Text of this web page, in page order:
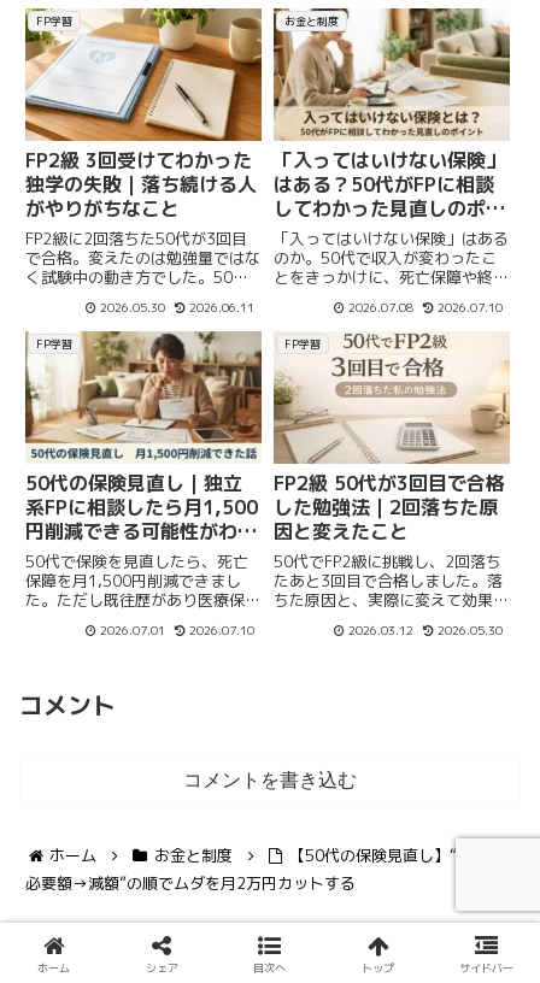
健康対策として、丁寧に暮らした
い。
FP学習
FP2級 3回受けてわかった
独学の失敗｜落ち続ける人
がやりがちなこと
FP2級に2回落ちた50代が3回目
で合格。変えたのは勉強量ではな
く試験中の動き方でした。50問
続ける人の共通点を実体験で解説
します。
2026.05.30 2026.06.11
お金と制度
「入ってはいけない保険」
はある？50代がFPに相談
してわかった見直しのポイ
ント
「入ってはいけない保険」はある
のか。50代で収入が変わったこ
とをきっかけに、死亡保障や終身
談してわかったことを、実体験を
もとにお伝えします。
2026.07.08 2026.07.10
FP学習
50代の保険見直し｜独立
系FPに相談したら月1,500
円削減できる可能性がわか
った【保険マンモス】
50代で保険を見直したら、死亡
保障を月1,500円削減できまし
た。ただし既往歴があり医療保険
正直に教えてもらえた、保険マン
2026.07.01 2026.07.10
FP学習
FP2級 50代が3回目で合格
した勉強法｜2回落ちた原
因と変えたこと
50代でFP2級に挑戦し、2回落ち
たあと3回目で合格しました。落
ちた原因と、実際に変えて効果が
します。これからFP2級を受験す
2026.03.12 2026.05.30
コメント
コメントを書き込む
ホーム お金と制度
【50代の保険見直し】“公的→
必要額→減額”の順でムダを月2万円カットする
ホーム シェア 目次へ トップ サイドバー